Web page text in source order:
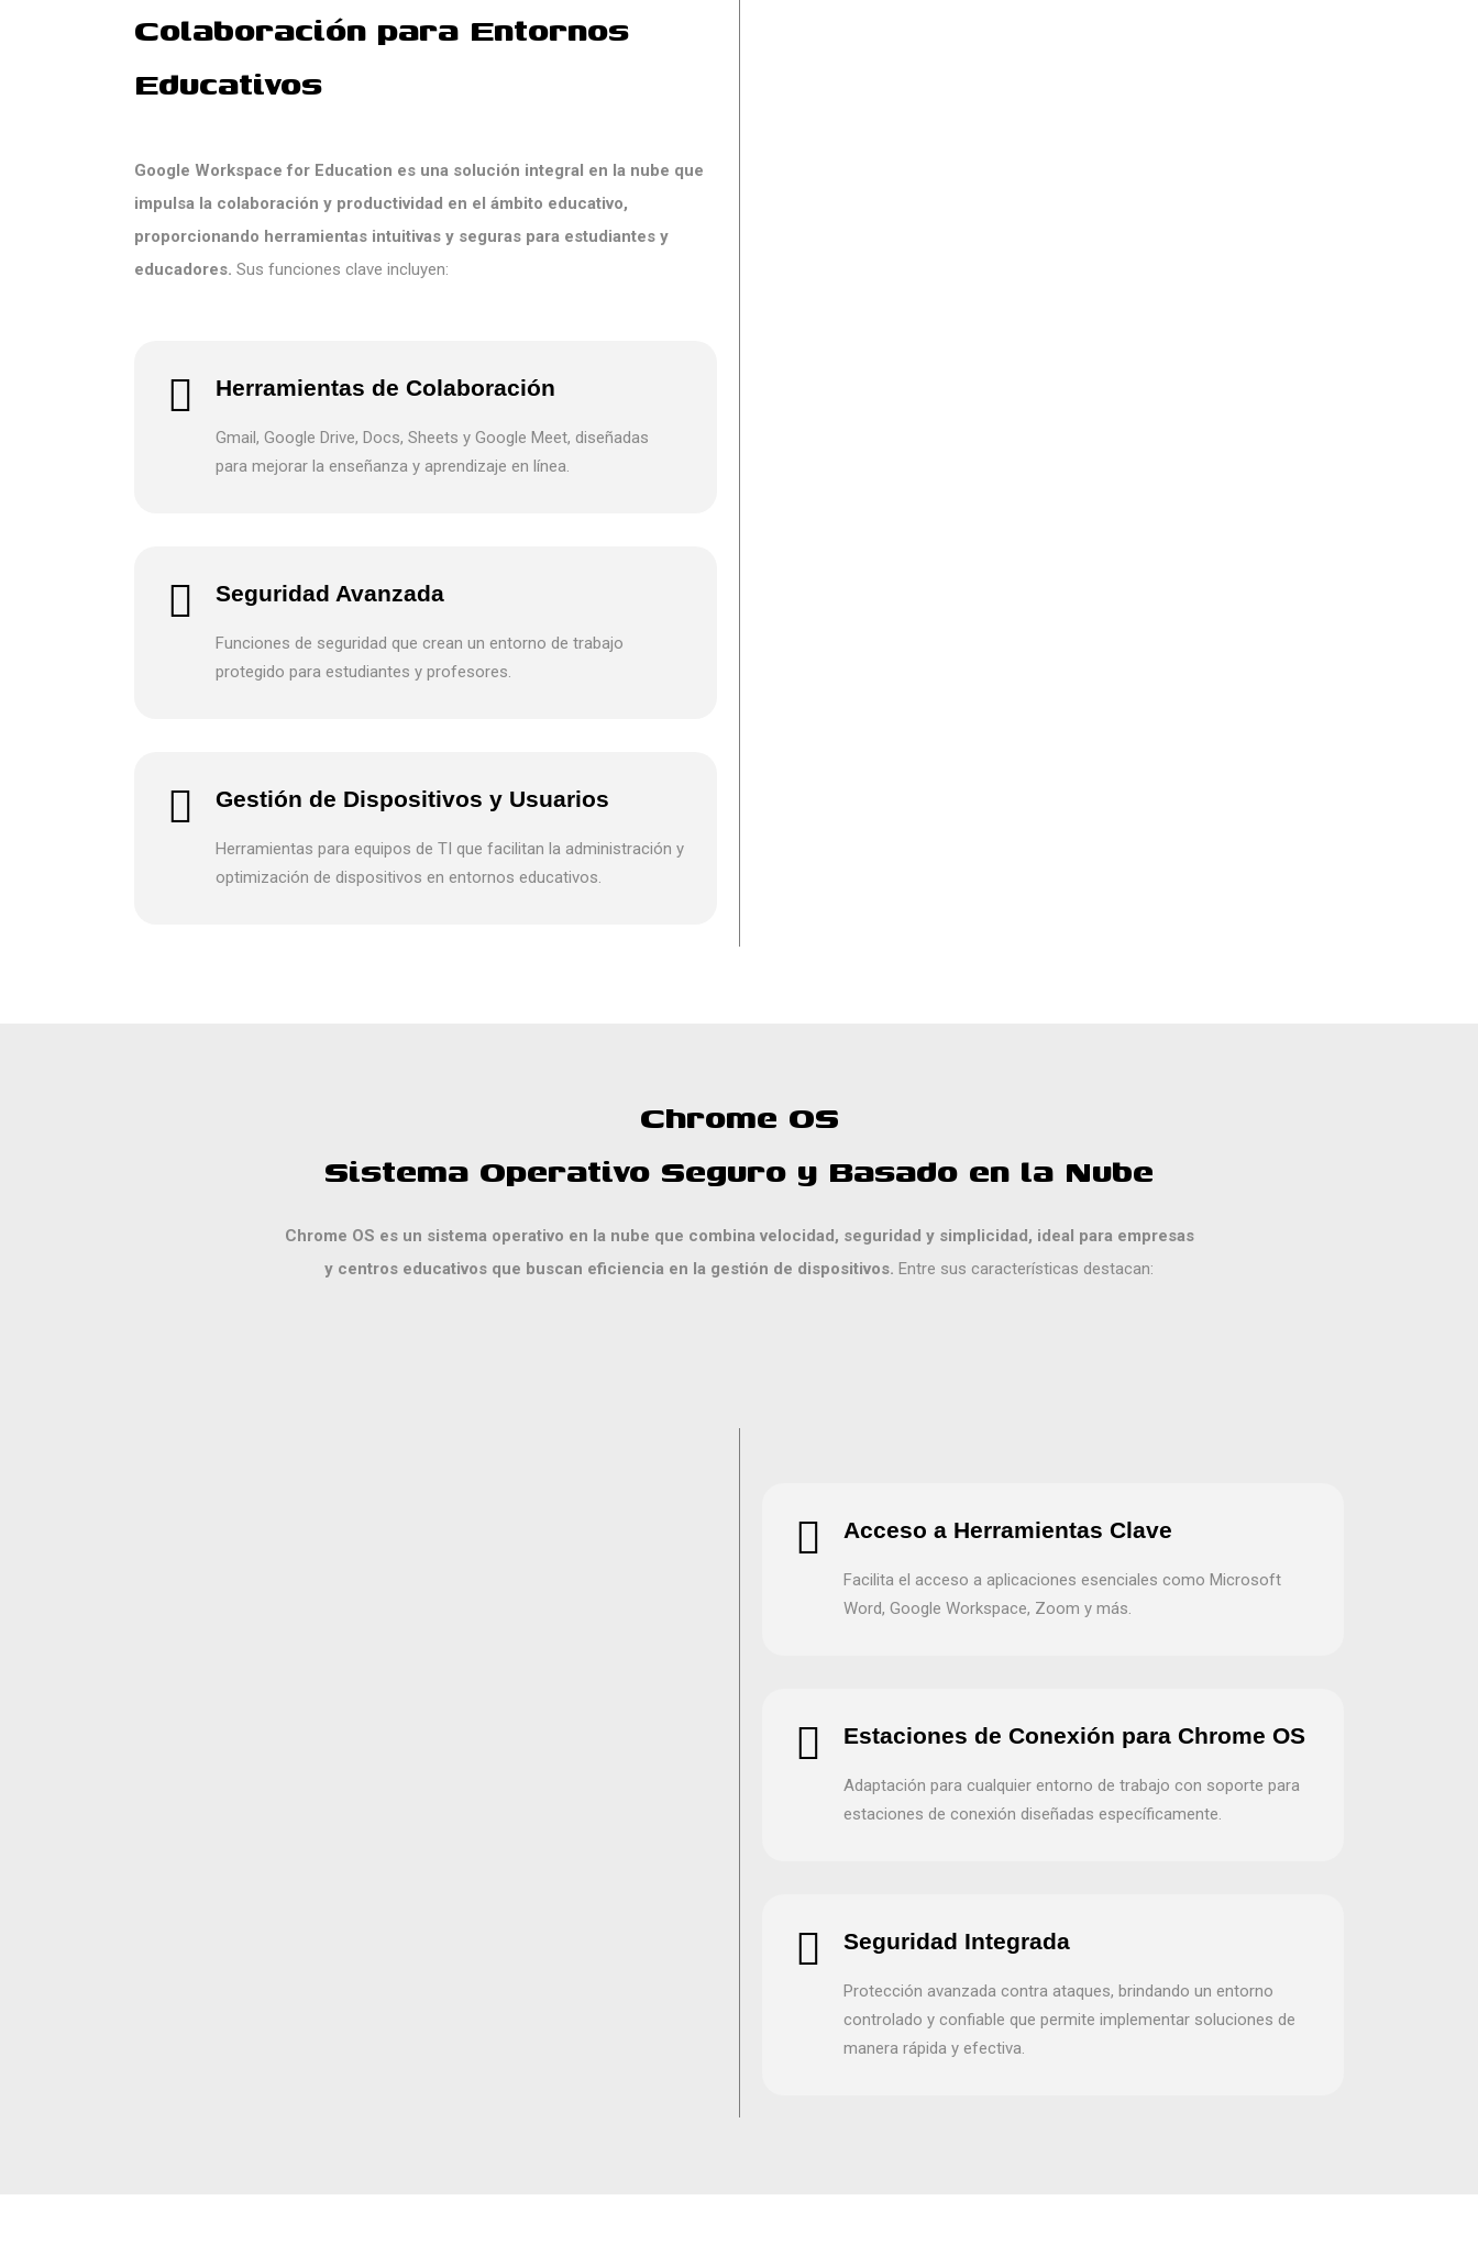
Colaboración para Entornos
Educativos
Google Workspace for Education es una solución integral en la nube que
impulsa la colaboración y productividad en el ámbito educativo,
proporcionando herramientas intuitivas y seguras para estudiantes y
educadores. Sus funciones clave incluyen:
Herramientas de Colaboración
Gmail, Google Drive, Docs, Sheets y Google Meet, diseñadas
para mejorar la enseñanza y aprendizaje en línea.
Seguridad Avanzada
Funciones de seguridad que crean un entorno de trabajo
protegido para estudiantes y profesores.
Gestión de Dispositivos y Usuarios
Herramientas para equipos de TI que facilitan la administración y
optimización de dispositivos en entornos educativos.
Chrome OS
Sistema Operativo Seguro y Basado en la Nube
Chrome OS es un sistema operativo en la nube que combina velocidad, seguridad y simplicidad, ideal para empresas
y centros educativos que buscan eficiencia en la gestión de dispositivos. Entre sus características destacan:
Acceso a Herramientas Clave
Facilita el acceso a aplicaciones esenciales como Microsoft
Word, Google Workspace, Zoom y más.
Estaciones de Conexión para Chrome OS
Adaptación para cualquier entorno de trabajo con soporte para
estaciones de conexión diseñadas específicamente.
Seguridad Integrada
Protección avanzada contra ataques, brindando un entorno
controlado y confiable que permite implementar soluciones de
manera rápida y efectiva.